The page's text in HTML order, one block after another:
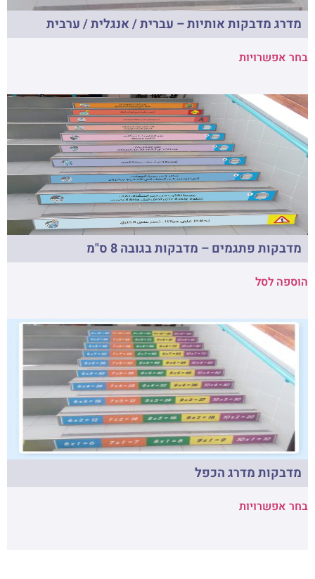
מדרג מדבקות אותיות – עברית / אנגלית / ערבית
בחר אפשרויות
מדבקות פתגמים – מדבקות בגובה 8 ס"מ
הוספה לסל
מדבקות מדרג הכפל
בחר אפשרויות